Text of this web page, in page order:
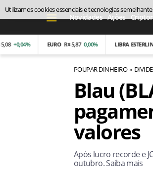
Novidades Ações
EURO R$ 5,87 0,00% LIBRA ESTERLINA R$
POUPAR DINHEIRO
Blau
valores
Após lucro recorde e
outubro. Saiba mais
Utilizamos cookies essenciais e tecnologias